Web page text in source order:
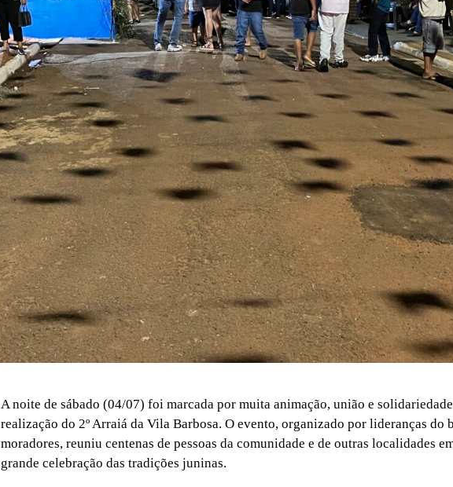
A noite de sábado (04/07) foi marcada por muita animação, união e
realização do 2º Arraiá da Vila Barbosa. O evento, organizado por lideranças do
moradores, reuniu centenas de pessoas da comunidade e de outras localidades
grande celebração das tradições juninas.